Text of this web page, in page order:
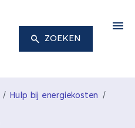
ZOEKEN
Hulp bij energiekosten